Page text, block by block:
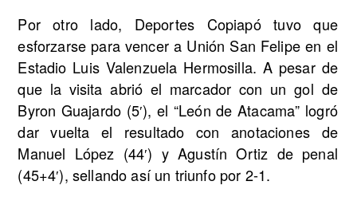
Por otro lado, Deportes Copiapó tuvo que
esforzarse para vencer a Unión San Felipe en el
Estadio Luis Valenzuela Hermosilla. A pesar de
que la visita abrió el marcador con un gol de
Byron Guajardo (5′), el “León de Atacama” logró
dar vuelta el resultado con anotaciones de
Manuel López (44′) y Agustín Ortiz de penal
(45+4′), sellando así un triunfo por 2-1.